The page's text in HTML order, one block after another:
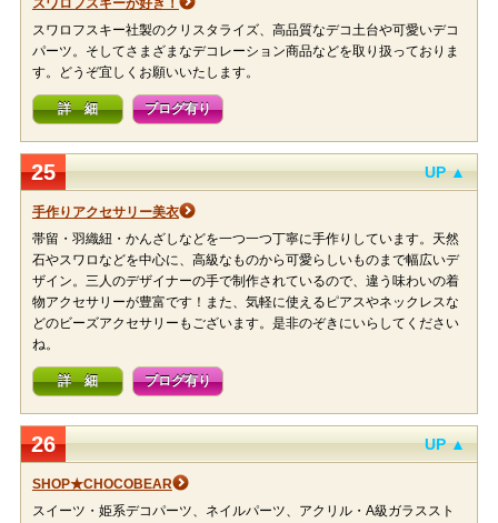
スワロフスキーが好き！
スワロフスキー社製のクリスタライズ、高品質なデコ土台や可愛いデコ
パーツ。そしてさまざまなデコレーション商品などを取り扱っておりま
す。どうぞ宜しくお願いいたします。
詳 細 ブログ有り
25 UP ▲
手作りアクセサリー美衣
帯留・羽織紐・かんざしなどを一つ一つ丁寧に手作りしています。天然
石やスワロなどを中心に、高級なものから可愛らしいものまで幅広いデ
ザイン。三人のデザイナーの手で制作されているので、違う味わいの着
物アクセサリーが豊富です！また、気軽に使えるピアスやネックレスな
どのビーズアクセサリーもございます。是非のぞきにいらしてください
ね。
詳 細 ブログ有り
26 UP ▲
SHOP★CHOCOBEAR
スイーツ・姫系デコパーツ、ネイルパーツ、アクリル・A級ガラススト